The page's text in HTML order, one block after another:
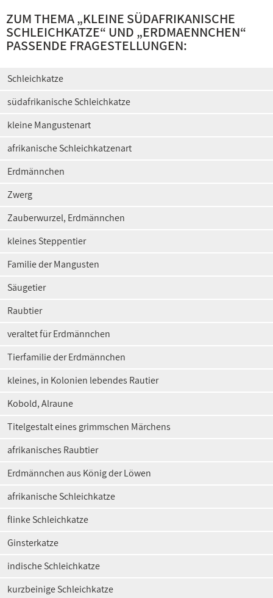
ZUM THEMA „KLEINE SÜDAFRIKANISCHE
SCHLEICHKATZE“ UND „ERDMAENNCHEN“
PASSENDE FRAGESTELLUNGEN:
Schleichkatze
südafrikanische Schleichkatze
kleine Mangustenart
afrikanische Schleichkatzenart
Erdmännchen
Zwerg
Zauberwurzel, Erdmännchen
kleines Steppentier
Familie der Mangusten
Säugetier
Raubtier
veraltet für Erdmännchen
Tierfamilie der Erdmännchen
kleines, in Kolonien lebendes Rautier
Kobold, Alraune
Titelgestalt eines grimmschen Märchens
afrikanisches Raubtier
Erdmännchen aus König der Löwen
afrikanische Schleichkatze
flinke Schleichkatze
Ginsterkatze
indische Schleichkatze
kurzbeinige Schleichkatze